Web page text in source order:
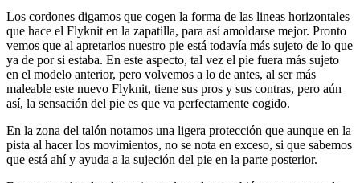
Los cordones digamos que cogen la forma de las lineas horizontales
que hace el Flyknit en la zapatilla, para así amoldarse mejor. Pronto
vemos que al apretarlos nuestro pie está todavía más sujeto de lo que
ya de por si estaba. En este aspecto, tal vez el pie fuera más sujeto
en el modelo anterior, pero volvemos a lo de antes, al ser más
maleable este nuevo Flyknit, tiene sus pros y sus contras, pero aún
así, la sensación del pie es que va perfectamente cogido.
En la zona del talón notamos una ligera protección que aunque en la
pista al hacer los movimientos, no se nota en exceso, si que sabemos
que está ahí y ayuda a la sujeción del pie en la parte posterior.